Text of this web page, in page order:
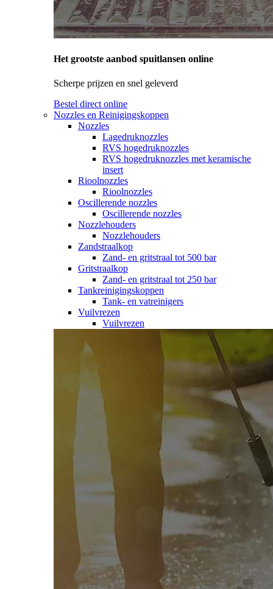
Het grootste aanbod spuitlansen online
Scherpe prijzen en snel geleverd
Bestel direct online
Nozzles en Reinigingskoppen
Nozzles
Lagedruknozzles
RVS hogedruknozzles
RVS hogedruknozzles met keramische
insert
Rioolnozzles
Rioolnozzles
Oscillerende nozzles
Oscillerende nozzles
Nozzlehouders
Nozzlehouders
Zandstraalkop
Zand- en gritstraal tot 500 bar
Gritstraalkop
Zand- en gritstraal tot 250 bar
Tankreinigingskoppen
Tank- en vatreinigers
Vuilvrezen
Vuilvrezen